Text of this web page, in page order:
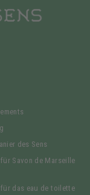
des Sens
Savon de Marseille
für das eau de toilette